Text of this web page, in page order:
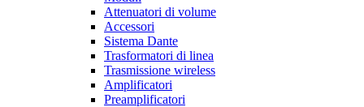
Attenuatori di volume
Accessori
Sistema Dante
Trasformatori di linea
Trasmissione wireless
Amplificatori
Preamplificatori